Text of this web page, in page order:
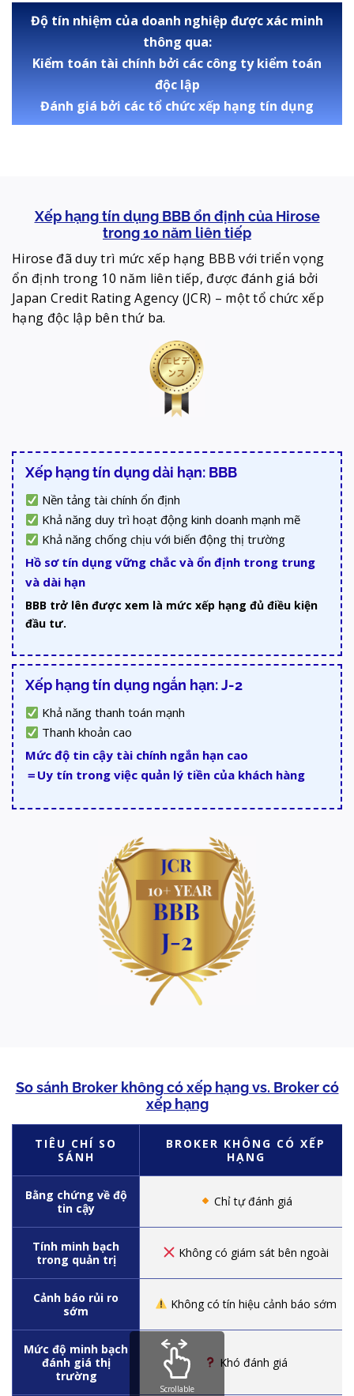
Độ tín nhiệm của doanh nghiệp được xác minh
thông qua:
Kiểm toán tài chính bởi các công ty kiểm toán
độc lập
Đánh giá bởi các tổ chức xếp hạng tín dụng
Xếp hạng tín dụng BBB ổn định của Hirose
trong 10 năm liên tiếp
Hirose đã duy trì mức xếp hạng BBB với triển vọng
ổn định trong 10 năm liên tiếp, được đánh giá bởi
Japan Credit Rating Agency (JCR) – một tổ chức xếp
hạng độc lập bên thứ ba.
Xếp hạng tín dụng dài hạn: BBB
Nền tảng tài chính ổn định
Khả năng duy trì hoạt động kinh doanh mạnh mẽ
Khả năng chống chịu với biến động thị trường
Hồ sơ tín dụng vững chắc và ổn định trong trung
và dài hạn
BBB trở lên được xem là mức xếp hạng đủ điều kiện
đầu tư.
Xếp hạng tín dụng ngắn hạn: J-2
Khả năng thanh toán mạnh
Thanh khoản cao
Mức độ tin cậy tài chính ngắn hạn cao
＝Uy tín trong việc quản lý tiền của khách hàng
So sánh Broker không có xếp hạng vs. Broker có
xếp hạng
TIÊU CHÍ SO
SÁNH
BROKER KHÔNG CÓ XẾP
HẠNG
Bằng chứng về độ
tin cậy
Chỉ tự đánh giá
Tính minh bạch
trong quản trị
Không có giám sát bên ngoài
Cảnh báo rủi ro
sớm
Không có tín hiệu cảnh báo sớm
Mức độ minh bạch
đánh giá thị
trường
Khó đánh giá
Scrollable